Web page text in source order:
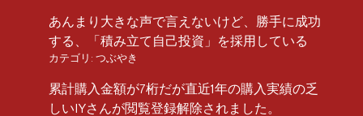
あんまり大きな声で言えないけど、勝手に成功
する、「積み立て自己投資」を採用している
カテゴリ: つぶやき
累計購入金額が7桁だが直近1年の購入実績の乏
しいIYさんが閲覧登録解除されました。